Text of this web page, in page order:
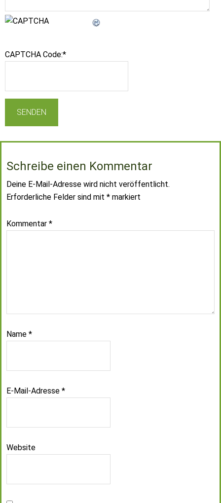
CAPTCHA Code:*
Schreibe einen Kommentar
Deine E-Mail-Adresse wird nicht veröffentlicht.
Erforderliche Felder sind mit * markiert
Kommentar *
Name *
E-Mail-Adresse *
Website